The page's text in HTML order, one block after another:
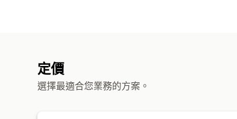
定價
選擇最適合您業務的方案。